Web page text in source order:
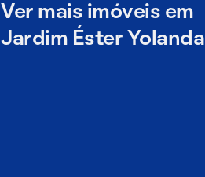
Ver mais imóveis em
Jardim Éster Yolanda